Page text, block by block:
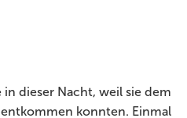
dieser Nacht, weil sie dem
konnten. Einmal